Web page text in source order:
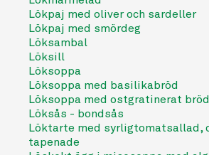
Lökpaj med oliver och sardeller
Lökpaj med smördeg
Löksambal
Löksill
Löksoppa
Löksoppa med basilikabröd
Löksoppa med ostgratinerat bröd
Löksås - bondsås
Löktarte med syrligtomatsallad,
tapenade